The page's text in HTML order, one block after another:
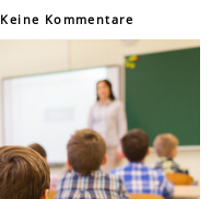
Keine Kommentare